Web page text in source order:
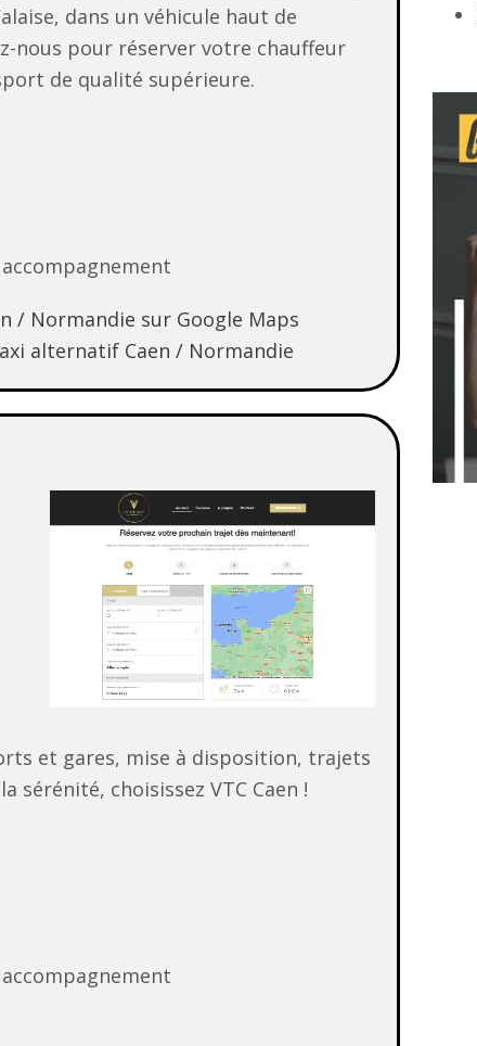
dans un véhicule haut de
nous pour réserver votre chauffeur
de qualité supérieure.
/ Normandie sur Google Maps
alternatif Caen / Normandie
et gares, mise à disposition, trajets
sérénité, choisissez VTC Caen !